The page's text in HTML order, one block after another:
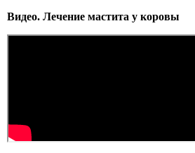
Видео. Лечение мастита у коровы